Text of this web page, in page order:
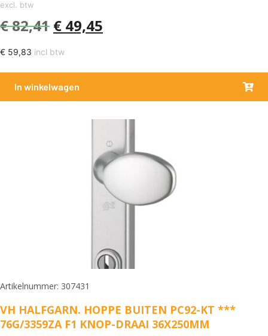
excl. btw
€82,41 € 49,45
€ 59,83 incl btw
In winkelwagen
Artikelnummer: 307431
VH HALFGARN. HOPPE BUITEN PC92-KT ***
76G/3359ZA F1 KNOP-DRAAI 36X250MM